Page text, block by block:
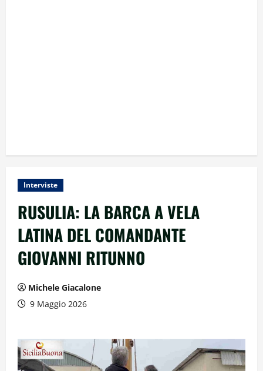
Interviste
RUSULIA: LA BARCA A VELA
LATINA DEL COMANDANTE
GIOVANNI RITUNNO
Michele Giacalone
9 Maggio 2026